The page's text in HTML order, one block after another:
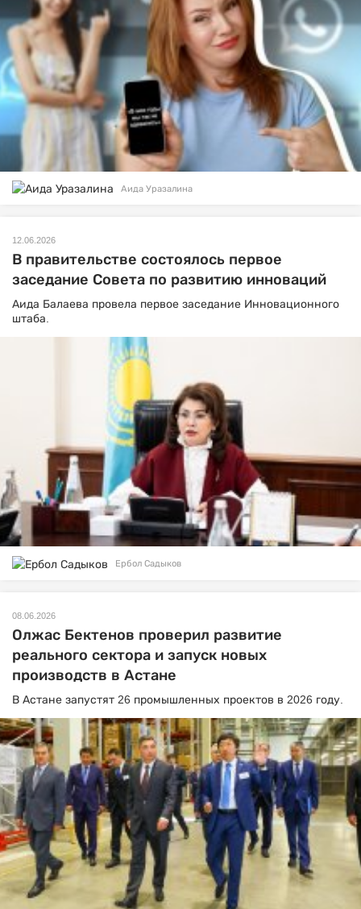
Аида Уразалина
12.06.2026
В правительстве состоялось первое
заседание Совета по развитию инноваций
Аида Балаева провела первое заседание Инновационного
штаба.
Ербол Садыков
08.06.2026
Олжас Бектенов проверил развитие
реального сектора и запуск новых
производств в Астане
В Астане запустят 26 промышленных проектов в 2026 году.